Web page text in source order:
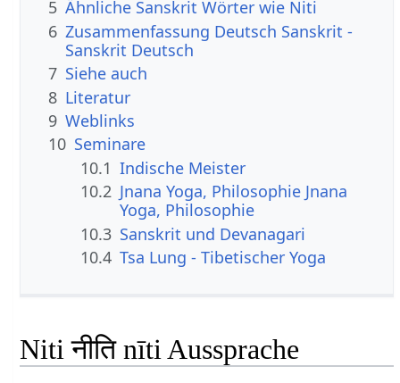
5 Ähnliche Sanskrit Wörter wie Niti
6 Zusammenfassung Deutsch Sanskrit -
Sanskrit Deutsch
7 Siehe auch
8 Literatur
9 Weblinks
10 Seminare
10.1 Indische Meister
10.2 Jnana Yoga, Philosophie Jnana
Yoga, Philosophie
10.3 Sanskrit und Devanagari
10.4 Tsa Lung - Tibetischer Yoga
Niti नीति nīti Aussprache